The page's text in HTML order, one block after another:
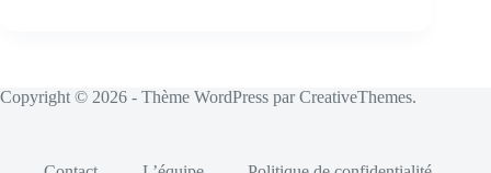
Copyright © 2026 - Thème WordPress parCreativeThemes.